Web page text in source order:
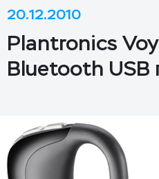
20.12.2010
Plantronics
Bluetooth USB